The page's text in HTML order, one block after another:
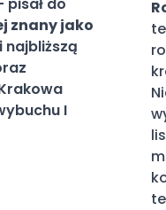
znany jako
najbliższą
I